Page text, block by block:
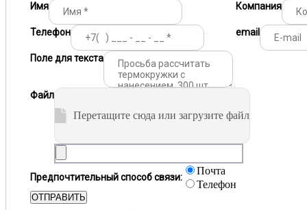
Имя Компания
Телефон email
Поле для текста
Файл
Перетащите сюда или загрузите файл
Предпочтительный способ связи:
Почта
Телефон
ОТПРАВИТЬ